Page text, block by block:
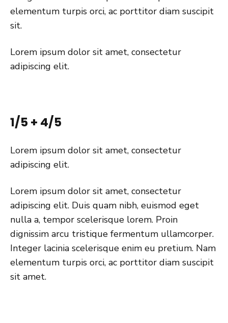
elementum turpis orci, ac porttitor diam suscipit
sit.
Lorem ipsum dolor sit amet, consectetur
adipiscing elit.
1/5 + 4/5
Lorem ipsum dolor sit amet, consectetur
adipiscing elit.
Lorem ipsum dolor sit amet, consectetur
adipiscing elit. Duis quam nibh, euismod eget
nulla a, tempor scelerisque lorem. Proin
dignissim arcu tristique fermentum ullamcorper.
Integer lacinia scelerisque enim eu pretium. Nam
elementum turpis orci, ac porttitor diam suscipit
sit amet.